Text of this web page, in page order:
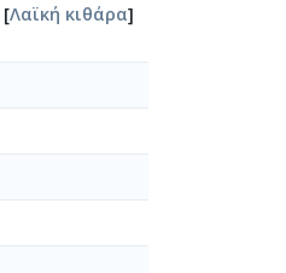
[Λαϊκή κιθάρα]